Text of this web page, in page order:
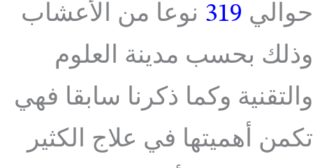
حوالي 319 نوعا من الأعشاب
وذلك بحسب مدينة العلوم
والتقنية وكما ذكرنا سابقا فهي
تكمن أهميتها في علاج الكثير